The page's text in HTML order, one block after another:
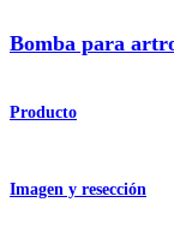
Bomba para
Producto
Imagen y resección